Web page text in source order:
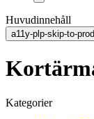
Huvudinnehåll
a11y-plp-skip-to-
Kategorier